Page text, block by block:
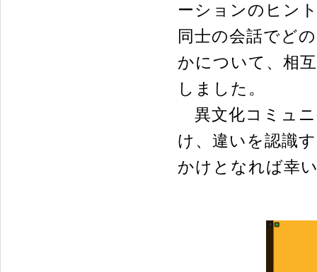
ーションのヒン
同士の会話でど
かについて、相
しました。
異文化コミュニ
け、違いを認識
かけとなれば幸